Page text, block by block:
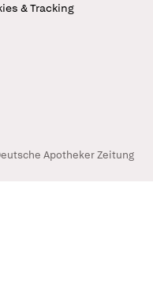
& Tracking
Apotheker Zeitung